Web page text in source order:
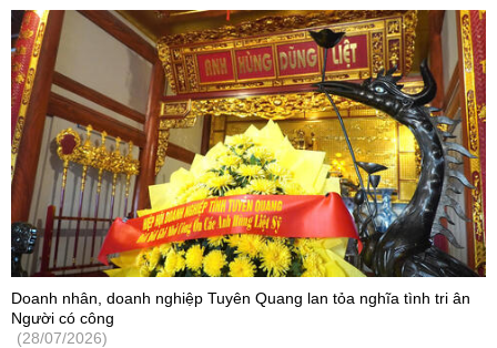
Doanh nhân, doanh nghiệp Tuyên Quang lan tỏa nghĩa tình tri ân
Người có công
(28/07/2026)